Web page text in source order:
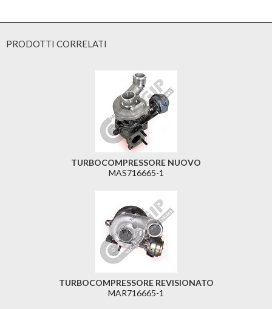
PRODOTTI CORRELATI
TURBOCOMPRESSORE NUOVO
MAS716665-1
TURBOCOMPRESSORE REVISIONATO
MAR716665-1